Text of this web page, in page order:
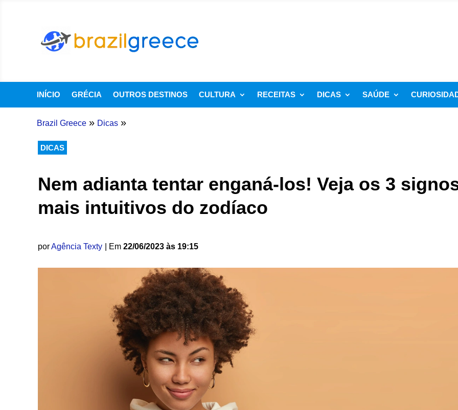
INÍCIO GRÉCIA OUTROS DESTINOS CULTURA RECEITAS DICAS SAÚDE
Brazil Greece » Dicas »
DICAS
Nem adianta tentar enganá-los! Veja os 3
mais intuitivos do zodíaco
porAgência Texty | Em 22/06/2023 às 19:15